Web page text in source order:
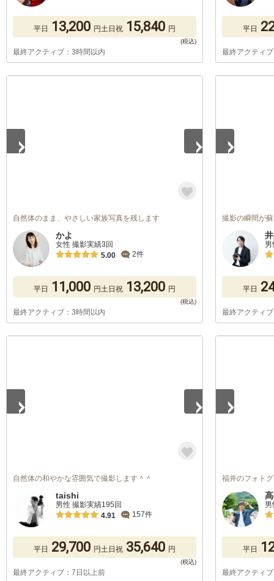
平日 13,200 円土日祝 15,840 円
最終アクティブ：3時間以内
平日
最終アクティ
自然体のまま、やさしい家族写真を残します
かよ
女性 撮影実績3回
5.00
2件
平日 11,000 円土日祝 13,200 円
最終アクティブ：3時間以内
撮影の瞬間が
平日
最終アクティ
自然体の和やかな雰囲気で撮影します＾＾
taishi
男性 撮影実績195回
4.91
157件
平日 29,700 円土日祝 35,640 円
最終アクティブ：7日以上前
福井のフォト
男
平日
最終アクティ